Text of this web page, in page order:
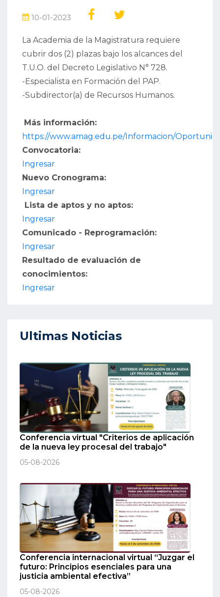
10-01-2023
La Academia de la Magistratura requiere
cubrir dos (2) plazas bajo los alcances del
T.U.O. del Decreto Legislativo N° 728.
-Especialista en Formación del PAP.
-Subdirector(a) de Recursos Humanos.
Más información:
https://www.amag.edu.pe/Informacion/
Convocatoria:
Ingresar
Nuevo Cronograma:
Ingresar
Lista de aptos y no aptos:
Ingresar
Comunicado - Reprogramación:
Ingresar
Resultado de evaluación de
conocimientos:
Ingresar
Ultimas Noticias
Conferencia virtual "Criterios de aplicación
de la nueva ley procesal del trabajo"
05-08-2026
Conferencia internacional virtual “Juzgar el
futuro: Principios esenciales para una
justicia ambiental efectiva”
05-08-2026